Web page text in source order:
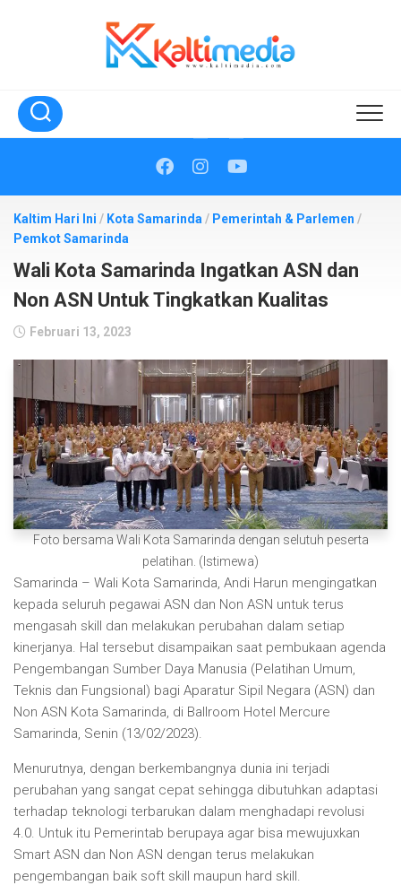
Kaltim Hari Ini / Kota Samarinda / Pemerintah & Parlemen /
Pemkot Samarinda
Wali Kota Samarinda Ingatkan ASN dan
Non ASN Untuk Tingkatkan Kualitas
Februari 13, 2023
Foto bersama Wali Kota Samarinda dengan selutuh peserta
pelatihan. (Istimewa)
Samarinda – Wali Kota Samarinda, Andi Harun mengingatkan
kepada seluruh pegawai ASN dan Non ASN untuk terus
mengasah skill dan melakukan perubahan dalam setiap
kinerjanya. Hal tersebut disampaikan saat pembukaan agenda
Pengembangan Sumber Daya Manusia (Pelatihan Umum,
Teknis dan Fungsional) bagi Aparatur Sipil Negara (ASN) dan
Non ASN Kota Samarinda, di Ballroom Hotel Mercure
Samarinda, Senin (13/02/2023).
Menurutnya, dengan berkembangnya dunia ini terjadi
perubahan yang sangat cepat sehingga dibutuhkan adaptasi
terhadap teknologi terbarukan dalam menghadapi revolusi
4.0. Untuk itu Pemerintab berupaya agar bisa mewujuxkan
Smart ASN dan Non ASN dengan terus melakukan
pengembangan baik soft skill maupun hard skill.